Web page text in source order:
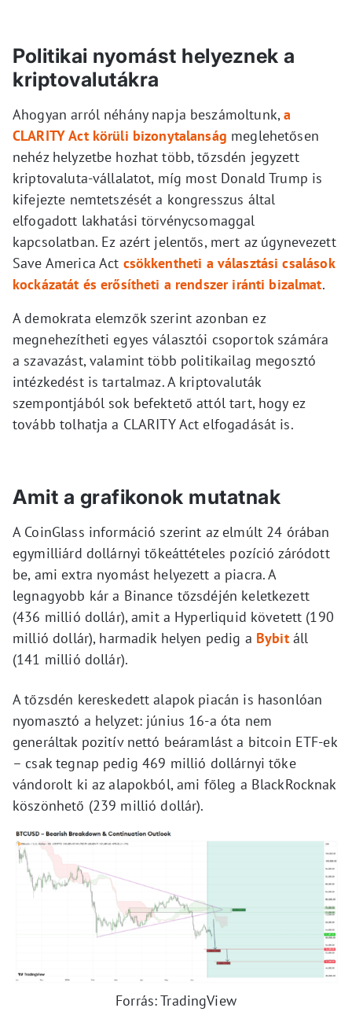
Politikai nyomást helyeznek a
kriptovalutákra
Ahogyan arról néhány napja beszámoltunk,a
CLARITY Act körüli bizonytalanság meglehetősen
nehéz helyzetbe hozhat több, tőzsdén jegyzett
kriptovaluta-vállalatot, míg most Donald Trump is
kifejezte nemtetszését a kongresszus által
elfogadott lakhatási törvénycsomaggal
kapcsolatban. Ez azért jelentős, mert az úgynevezett
Save America Act csökkentheti a választási csalások
kockázatát és erősítheti a rendszer iránti bizalmat.
A demokrata elemzők szerint azonban ez
megnehezítheti egyes választói csoportok számára
a szavazást, valamint több politikailag megosztó
intézkedést is tartalmaz. A kriptovaluták
szempontjából sok befektető attól tart, hogy ez
tovább tolhatja a CLARITY Act elfogadását is.
Amit a grafikonok mutatnak
A CoinGlass információ szerint az elmúlt 24 órában
egymilliárd dollárnyi tőkeáttételes pozíció záródott
be, ami extra nyomást helyezett a piacra. A
legnagyobb kár a Binance tőzsdéjén keletkezett
(436 millió dollár), amit a Hyperliquid követett (190
millió dollár), harmadik helyen pedig a Bybitáll
(141 millió dollár).
A tőzsdén kereskedett alapok piacán is hasonlóan
nyomasztó a helyzet: június 16-a óta nem
generáltak pozitív nettó beáramlást a bitcoin ETF-ek
– csak tegnap pedig 469 millió dollárnyi tőke
vándorolt ki az alapokból, ami főleg a BlackRocknak
köszönhető (239 millió dollár).
Forrás: TradingView